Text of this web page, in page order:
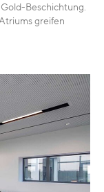
Beschichtung.
greifen